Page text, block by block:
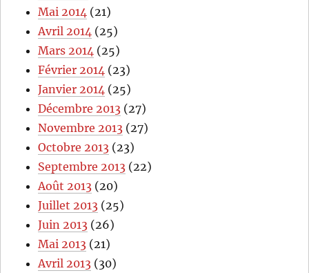
Mai 2014 (21)
Avril 2014 (25)
Mars 2014 (25)
Février 2014 (23)
Janvier 2014 (25)
Décembre 2013 (27)
Novembre 2013 (27)
Octobre 2013 (23)
Septembre 2013 (22)
Août 2013 (20)
Juillet 2013 (25)
Juin 2013 (26)
Mai 2013 (21)
Avril 2013 (30)